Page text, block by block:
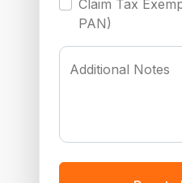
Claim Tax
PAN)
Additional Notes